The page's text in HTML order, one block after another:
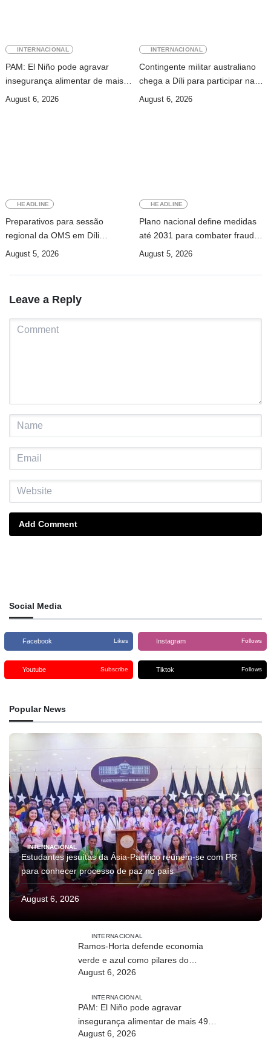
INTERNACIONAL
PAM: El Niño pode agravar
insegurança alimentar de mais
49 milhões de pessoas até 2027
August 6, 2026
INTERNACIONAL
Contingente militar australiano
chega a Díli para participar na
Maratona Internacional de 2026
August 6, 2026
HEADLINE
Preparativos para sessão
regional da OMS em Díli
apresentados ao Conselho de
August 5, 2026
HEADLINE
Plano nacional define medidas
até 2031 para combater fraude
digital e tráfico de pessoas
August 5, 2026
Leave a Reply
Add Comment
Social Media
Facebook Likes Instagram Follows
Youtube Subscribe Tiktok Follows
Popular News
INTERNACIONAL
Estudantes jesuítas da Ásia-Pacífico reúnem-se com PR
para conhecer processo de paz no país
August 6, 2026
INTERNACIONAL
Ramos-Horta defende economia
verde e azul como pilares do
desenvolvimento sustentável de
August 6, 2026
INTERNACIONAL
PAM: El Niño pode agravar
insegurança alimentar de mais 49
milhões de pessoas até 2027
August 6, 2026